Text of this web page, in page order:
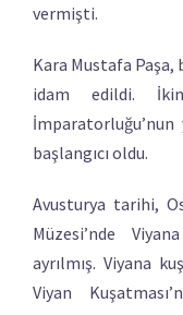
vermişti.
Kara Mustafa
idam edildi.
İmparatorluğu’nun
başlangıcı oldu.
Avusturya tarihi,
Müzesi’nde
ayrılmış. Viyana
Viyan